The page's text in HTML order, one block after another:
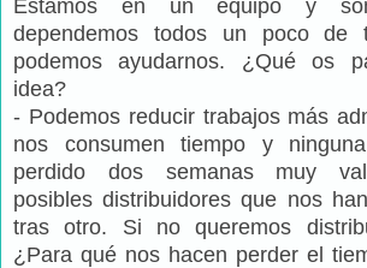
Estamos en un equipo y
dependemos todos un poco de
podemos ayudarnos. ¿Qué os
idea?
- Podemos reducir trabajos más
nos consumen tiempo y
perdido dos semanas muy
posibles distribuidores que nos
tras otro. Si no queremos
¿Para qué nos hacen perder el